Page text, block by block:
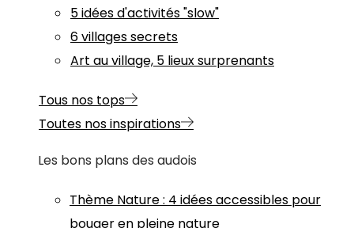
5 idées d'activités "slow"
6 villages secrets
Art au village, 5 lieux surprenants
Tous nos tops
Toutes nos inspirations
Les bons plans des audois
Thème Nature: 4 idées accessibles pour
bouger en pleine nature